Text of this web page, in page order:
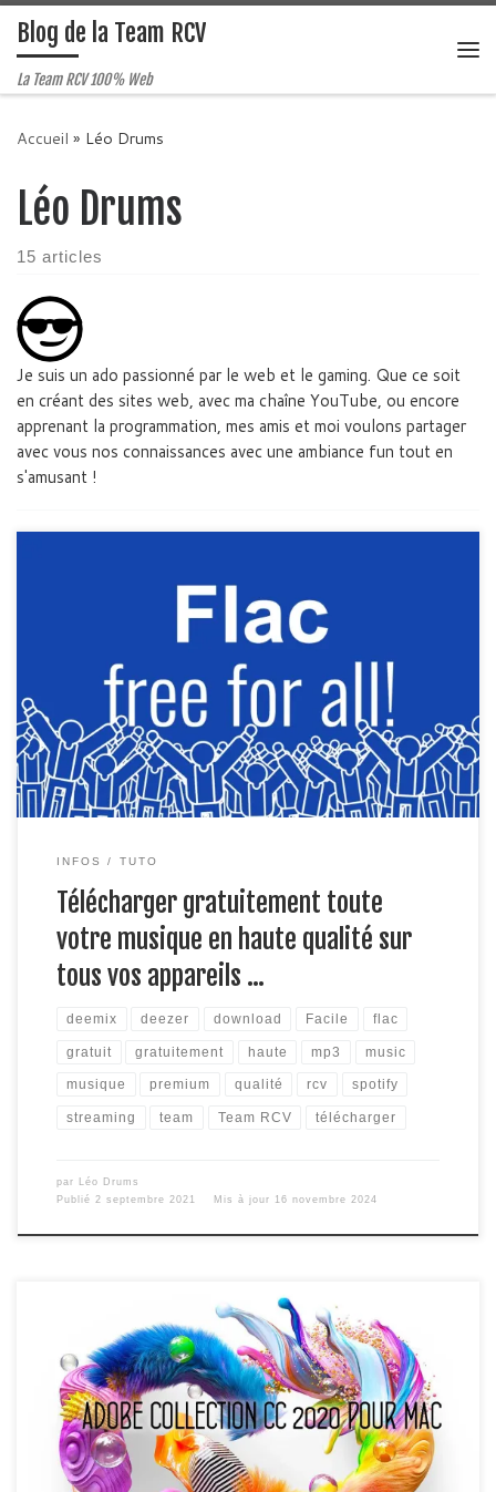
Passer au contenu
Blog de la Team RCV
La Team RCV 100% Web
Accueil » Léo Drums
Léo Drums
15 articles
Je suis un ado passionné par le web et le gaming. Que ce soit
en créant des sites web, avec ma chaîne YouTube, ou encore
apprenant la programmation, mes amis et moi voulons partager
avec vous nos connaissances avec une ambiance fun tout en
s'amusant !
Vous rêvez de pouvoir télécharger toute la musique que vous
cette article est fait pour vous ! Etape 1 : création d’un
compte Deezer Pour cela il faudra au préalable vous créer
gratuitement un compte deezer afin […]
INFOS TUTO
Télécharger gratuitement toute
votre musique en haute qualité sur
tous vos appareils …
deemix deezer download Facile flac
gratuit gratuitement haute mp3 music
musique premium qualité rcv spotify
streaming team Team RCV télécharger
par
Léo Drums
Publié 2 septembre 2021 Mis à jour 16 novembre 2024
La nouvelle version pour 2023, 2024 disponible ici. /!\ Pour
les anciennes versions de Mac OS X (avant 2015), les
versions 2019 sont disponible ici Voici une procédure
concernant la récupération et l’installation d’Adobe CC 2020
et 2021 pour Mac OS X, compatible Big Sur et uniquement
les puces Intel. […]